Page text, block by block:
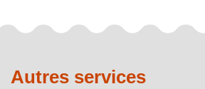
Autres services